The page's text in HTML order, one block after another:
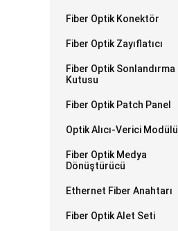
Fiber Optik Konektör
Fiber Optik Zayıflatıcı
Fiber Optik Sonlandırma
Kutusu
Fiber Optik Patch Panel
Optik Alıcı-Verici Modülü
Fiber Optik Medya
Dönüştürücü
Ethernet Fiber Anahtarı
Fiber Optik Alet Seti